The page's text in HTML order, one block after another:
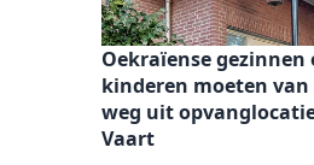
Oekraïense gezinnen
kinderen moeten van
weg uit
Vaart